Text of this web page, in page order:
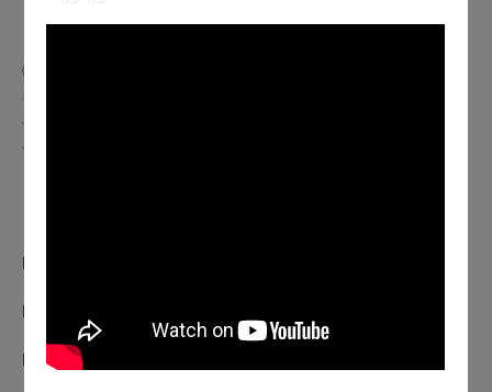
𓊆⬳𝟐𝟎𝟐𝟓第𝟐𝟕屆台北電影節⬳𓊇
﹏﹏﹏﹏﹏﹏﹏﹏﹏﹏﹏﹏﹏﹏﹏﹏﹏﹏﹏﹏﹏﹏﹏﹏﹏﹏﹏
﹏﹏﹏
http://www.taipeiff.taipei
https://www.instagram.com/taipeiff
​．FACEBOOK：
https://www.facebook.com/TaipeiFilmFestival